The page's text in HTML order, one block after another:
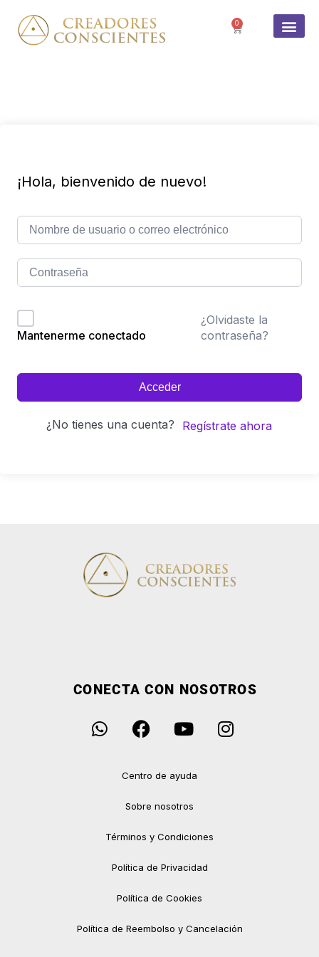
0
¡Hola, bienvenido de nuevo!
Mantenerme conectado
¿Olvidaste la
contraseña?
Acceder
¿No tienes una cuenta? Regístrate ahora
CONECTA CON NOSOTROS
Centro de ayuda
Sobre nosotros
Términos y Condiciones
Política de Privacidad
Política de Cookies
Política de Reembolso y Cancelación